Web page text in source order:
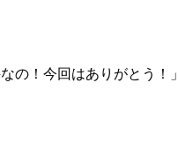
の！今回はありがとう！」